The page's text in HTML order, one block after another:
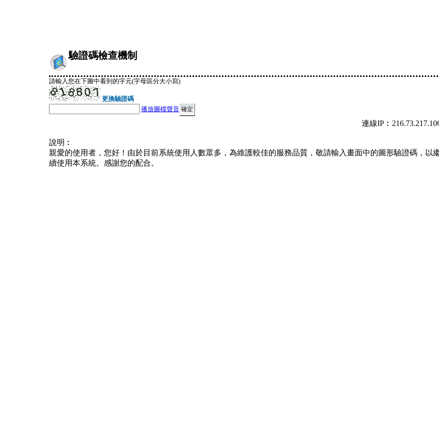
驗證碼檢查機制
請輸入您在下圖中看到的字元(字母區分大小寫)
更換驗證碼
播放圖檔聲音
連線
說明︰
親愛的使用者，您好！由於目前系統使用人數眾多，為維護較佳的服務品質，敬請輸入畫面中的圖形驗證碼，以
續使用本系統。感謝您的配合。